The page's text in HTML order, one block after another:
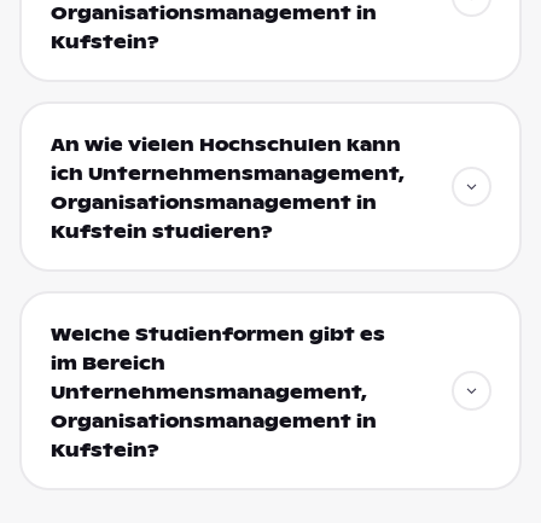
Organisationsmanagement in
Kufstein?
An wie vielen Hochschulen kann
ich Unternehmensmanagement,
Organisationsmanagement in
Kufstein studieren?
Welche Studienformen gibt es
im Bereich
Unternehmensmanagement,
Organisationsmanagement in
Kufstein?